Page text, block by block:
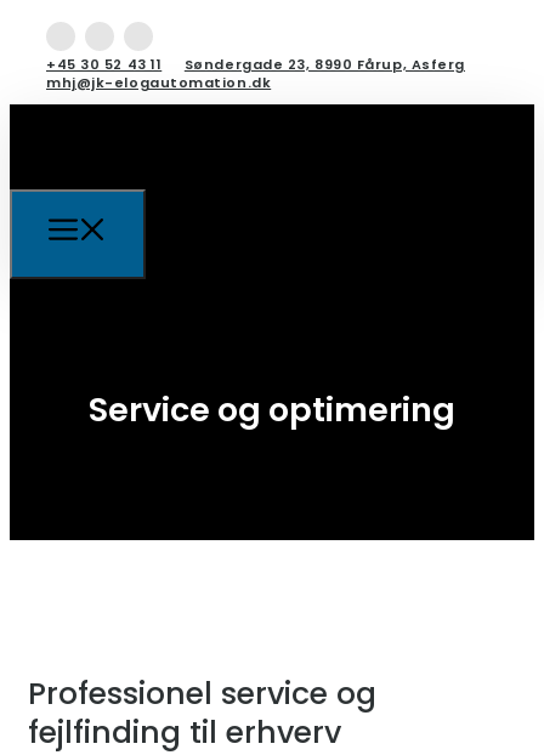
+45 30 52 43 11
Søndergade 23, 8990 Fårup, Asferg
mhj@jk-elogautomation.dk
Service og optimering
Professionel service og
fejlfinding til erhverv